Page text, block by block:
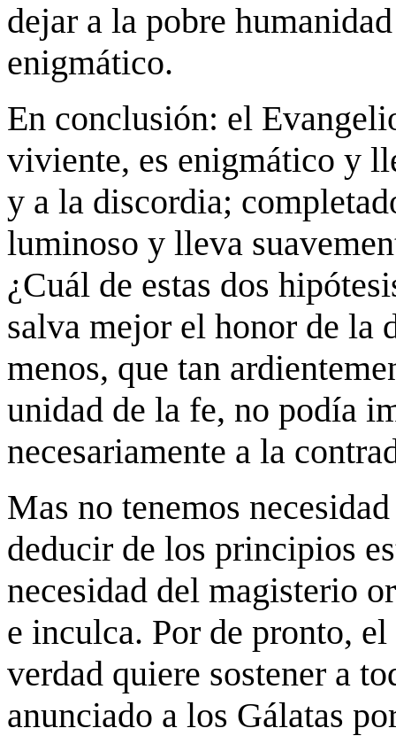
dejar a la pobre
enigmático.
En conclusión: el
viviente, es enigmático y
y a la discordia;
luminoso y lleva
¿Cuál de estas dos
salva mejor el honor de la
menos, que tan
unidad de la fe, no podía
necesariamente a la
Mas no tenemos
deducir de los principios
necesidad del magisterio
e inculca. Por de pronto,
verdad quiere sostener a
anunciado a los Gálatas